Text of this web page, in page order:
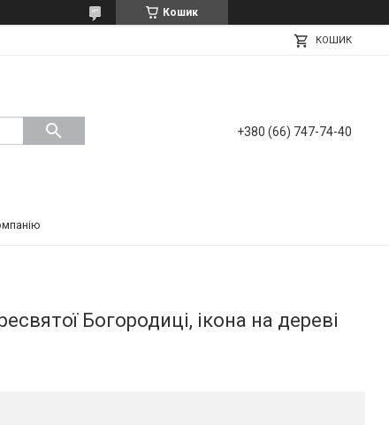
Кошик
КОШИК
+380 (66) 747-74-40
Богородиці, ікона на дереві